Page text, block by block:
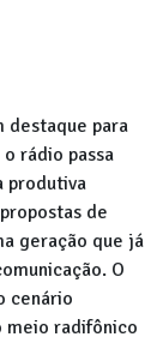
destaque para
rádio passa
produtiva
de
geração que já
O
cenário
meio radifônico